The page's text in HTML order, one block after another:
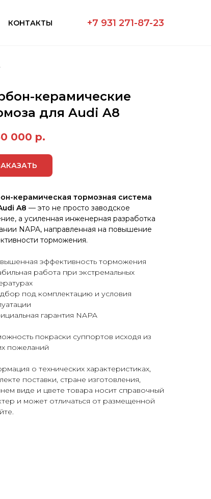
КОНТАКТЫ +7 931 271-87-23
керамические
для Audi A8
000 р.
керамическая тормозная система
A8 — это не просто заводское
а усиленная инженерная разработка
NAPA, направленная на повышение
торможения.
эффективность торможения
работа при экстремальных
под комплектацию и условия
гарантия NAPA
покраски суппортов исходя из
пожеланий
о технических характеристиках,
поставки, стране изготовления,
виде и цвете товара носит справочный
и может отличаться от размещенной